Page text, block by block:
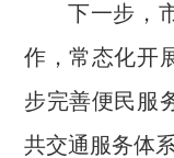
下一步，
作，常态化开
步完善便民服
共交通服务体